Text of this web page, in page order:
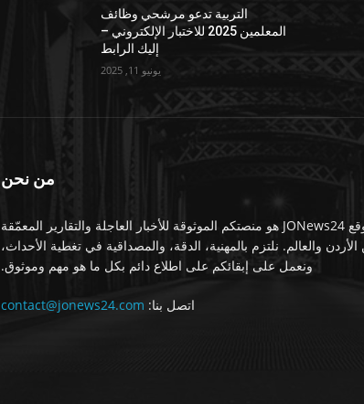
التربية تدعو مرشحي وظائف
المعلمين 2025 للاختبار الإلكتروني –
إليك الرابط
يونيو 11, 2025
من نحن
موقع JONews24 هو منصتكم الموثوقة للأخبار العاجلة والتقارير المعمّقة
والعالم. نلتزم بالمهنية، الدقة، والمصداقية في تغطية الأحداث،
ونعمل على إبقائكم على اطلاع دائم بكل ما هو مهم وموثوق.
اتصل بنا: contact@jonews24.com